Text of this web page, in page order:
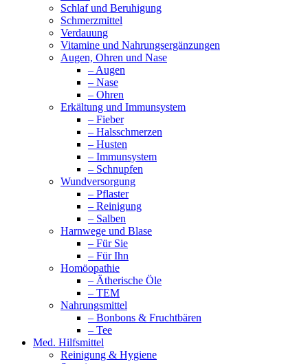
Schlaf und Beruhigung
Schmerzmittel
Verdauung
Vitamine und Nahrungsergänzungen
Augen, Ohren und Nase
– Augen
– Nase
– Ohren
Erkältung und Immunsystem
– Fieber
– Halsschmerzen
– Husten
– Immunsystem
– Schnupfen
Wundversorgung
– Pflaster
– Reinigung
– Salben
Harnwege und Blase
– Für Sie
– Für Ihn
Homöopathie
– Ätherische Öle
– TEM
Nahrungsmittel
– Bonbons & Fruchtbären
– Tee
Med. Hilfsmittel
Reinigung & Hygiene